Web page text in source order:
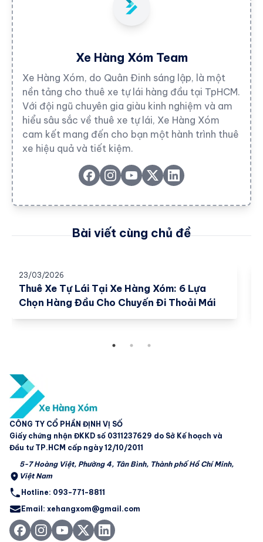
Xe Hàng Xóm Team
Xe Hàng Xóm, do Quân Đinh sáng lập, là một
nền tảng cho thuê xe tự lái hàng đầu tại TpHCM.
Với đội ngũ chuyên gia giàu kinh nghiệm và am
hiểu sâu sắc về thuê xe tự lái, Xe Hàng Xóm
cam kết mang đến cho bạn một hành trình thuê
xe hiệu quả và tiết kiệm.
Bài viết cùng chủ đề
23/03/2026
Thuê Xe Tự Lái Tại Xe Hàng Xóm: 6 Lựa
Chọn Hàng Đầu Cho Chuyến Đi Thoải Mái
CÔNG TY CỔ PHẦN ĐỊNH VỊ SỐ
Giấy chứng nhận ĐKKD số 0311237629 do Sở Kế hoạch và
Đầu tư TP.HCM cấp ngày 12/10/2011
5-7 Hoàng Việt, Phường 4, Tân Bình, Thành phố Hồ Chí Minh,
Việt Nam
Hotline: 093-771-8811
Email: xehangxom@gmail.com